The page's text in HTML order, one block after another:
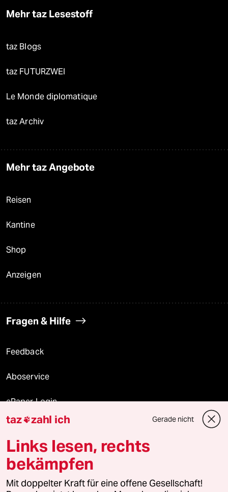
Mehr taz Lesestoff
taz Blogs
taz FUTURZWEI
Le Monde diplomatique
taz Archiv
Mehr taz Angebote
Reisen
Kantine
Shop
Anzeigen
Fragen & Hilfe
Feedback
Aboservice
ePaper Login
Downloads für Abonnierende
© 2026 taz Verlags und Vertriebs GmbH
Alle Rechte vorbehalten. Bei rechtlichen Fragen oder für Genehmigungen
wenden Sie sich bitte an
lizenzen@taz.de
taz zahl ich Gerade nicht
Links lesen, rechts
bekämpfen
Mit doppelter Kraft für eine offene Gesellschaft!